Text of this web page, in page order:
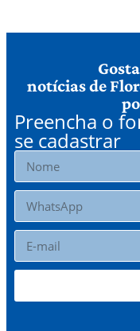
notícias de
Preencha o
se cadastrar